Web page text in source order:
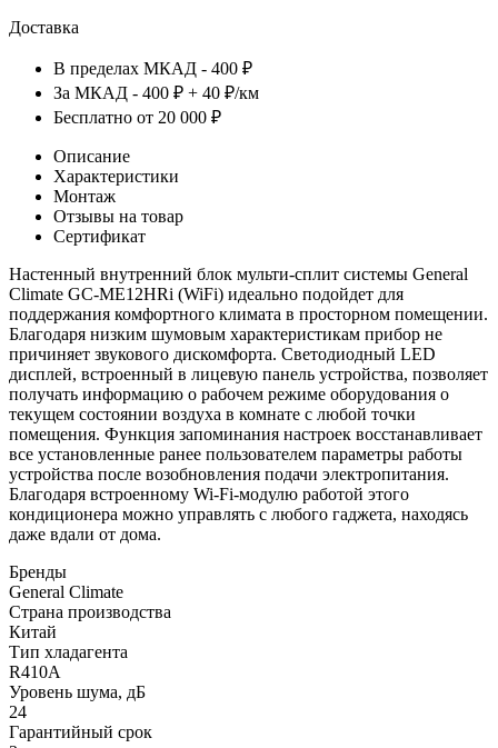
Доставка
В пределах МКАД - 400 ₽
За МКАД - 400 ₽ + 40 ₽/км
Бесплатно от 20 000 ₽
Описание
Характеристики
Монтаж
Отзывы на товар
Сертификат
Настенный внутренний блок мульти-сплит системы General
Climate GC-ME12HRi (WiFi) идеально подойдет для
поддержания комфортного климата в просторном помещении.
Благодаря низким шумовым характеристикам прибор не
причиняет звукового дискомфорта. Светодиодный LED
дисплей, встроенный в лицевую панель устройства, позволяет
получать информацию о рабочем режиме оборудования о
текущем состоянии воздуха в комнате с любой точки
помещения. Функция запоминания настроек восстанавливает
все установленные ранее пользователем параметры работы
устройства после возобновления подачи электропитания.
Благодаря встроенному Wi-Fi-модулю работой этого
кондиционера можно управлять с любого гаджета, находясь
даже вдали от дома.
Бренды
General Climate
Страна производства
Китай
Тип хладагента
R410A
Уровень шума, дБ
24
Гарантийный срок